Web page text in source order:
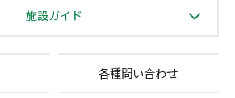
施設ガイド
各種問い合わせ